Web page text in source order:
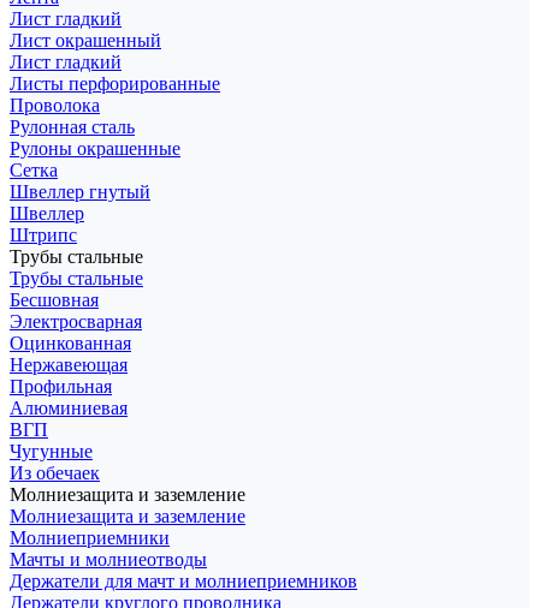
Лист гладкий
Лист окрашенный
Лист гладкий
Листы перфорированные
Проволока
Рулонная сталь
Рулоны окрашенные
Сетка
Швеллер гнутый
Швеллер
Штрипс
Трубы стальные
Трубы стальные
Бесшовная
Электросварная
Оцинкованная
Нержавеющая
Профильная
Алюминиевая
ВГП
Чугунные
Из обечаек
Молниезащита и заземление
Молниезащита и заземление
Молниеприемники
Мачты и молниеотводы
Держатели для мачт и молниеприемников
Держатели круглого проводника